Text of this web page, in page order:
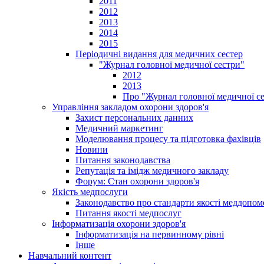
2012
2013
2014
2015
Періодичні видання для медичних сестер
"Журнал головної медичної сестри"
2012
2013
Про "Журнал головної медичної
Управління закладом охорони здоров'я
Захист персональних данних
Медичний маркетинг
Моделювання процесу та підготовка фахівців
Новини
Питання законодавства
Репутація та імідж медичного закладу
Форум: Стан охорони здоров'я
Якість медпослуги
Законодавство про стандарти якості
Питання якості медпослуг
Інформатизація охорони здоров'я
Інформатизація на первинному рівні
Інше
Навчальний контент